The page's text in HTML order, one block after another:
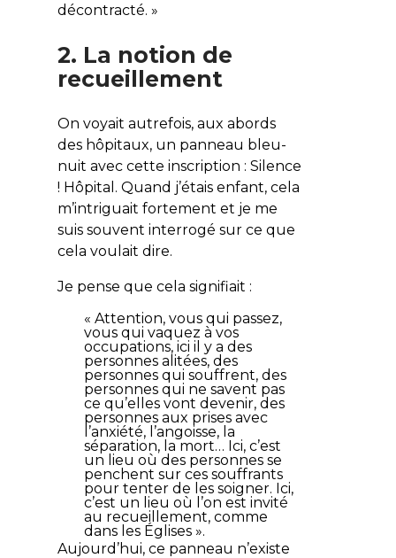
décontracté. »
2. La notion de
recueillement
On voyait autrefois, aux abords
des hôpitaux, un panneau bleu-
nuit avec cette inscription : Silence
! Hôpital. Quand j’étais enfant, cela
m’intriguait fortement et je me
suis souvent interrogé sur ce que
cela voulait dire.
Je pense que cela signifiait :
« Attention, vous qui passez,
vous qui vaquez à vos
occupations, ici il y a des
personnes alitées, des
personnes qui souffrent, des
personnes qui ne savent pas
ce qu’elles vont devenir, des
personnes aux prises avec
l’anxiété, l’angoisse, la
séparation, la mort… Ici, c’est
un lieu où des personnes se
penchent sur ces souffrants
pour tenter de les soigner. Ici,
c’est un lieu où l’on est invité
au recueillement, comme
dans les Églises ».
Aujourd’hui, ce panneau n’existe